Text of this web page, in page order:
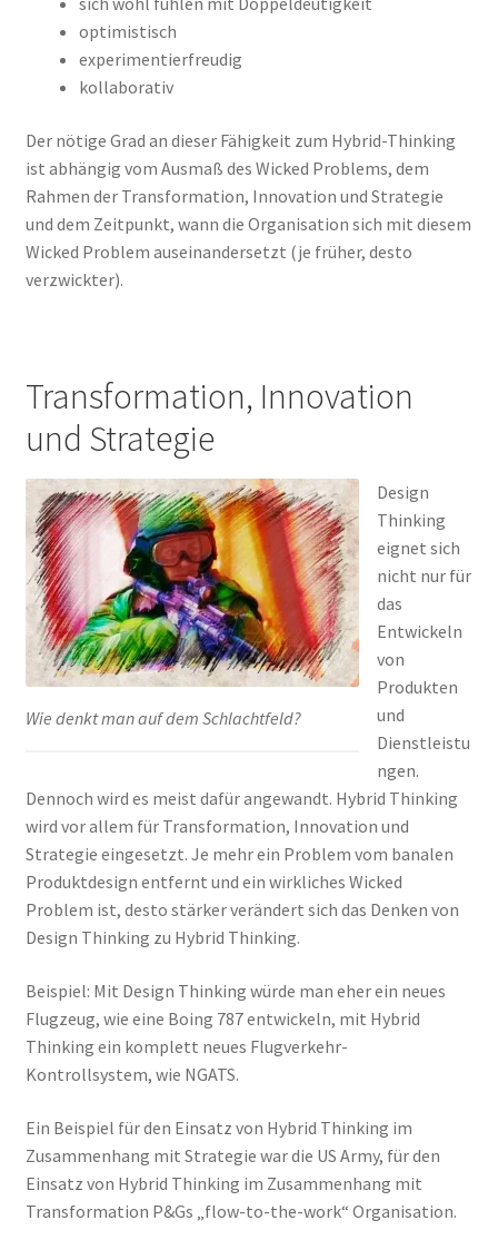
optimistisch
experimentierfreudig
kollaborativ
Der nötige Grad an dieser Fähigkeit zum Hybrid-Thinking
ist abhängig vom Ausmaß des Wicked Problems, dem
Rahmen der Transformation, Innovation und Strategie
und dem Zeitpunkt, wann die Organisation sich mit diesem
Wicked Problem auseinandersetzt (je früher, desto
verzwickter).
Transformation, Innovation
und Strategie
Wie denkt man auf dem Schlachtfeld?
Design
Thinking
eignet sich
nicht nur für
das
Entwickeln
von
Produkten
und
Dienstleistu
ngen.
Dennoch wird es meist dafür angewandt. Hybrid Thinking
wird vor allem für Transformation, Innovation und
Strategie eingesetzt. Je mehr ein Problem vom banalen
Produktdesign entfernt und ein wirkliches Wicked
Problem ist, desto stärker verändert sich das Denken von
Design Thinking zu Hybrid Thinking.
Beispiel: Mit Design Thinking würde man eher ein neues
Flugzeug, wie eine Boing 787 entwickeln, mit Hybrid
Thinking ein komplett neues Flugverkehr-
Kontrollsystem, wie NGATS.
Ein Beispiel für den Einsatz von Hybrid Thinking im
Zusammenhang mit Strategie war die US Army, für den
Einsatz von Hybrid Thinking im Zusammenhang mit
Transformation P&Gs „flow-to-the-work“ Organisation.